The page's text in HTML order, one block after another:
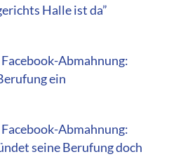
Halle ist da”
Abmahnung:
ein
Abmahnung:
seine Berufung doch